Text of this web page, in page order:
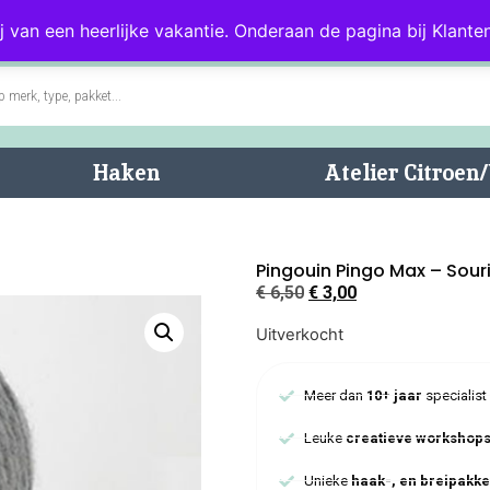
een heerlijke vakantie. Onderaan de pagina bij
Blog Klantenservice
Haken Atelier
Pingouin Pingo Max –
€6,50 € 3,00
Uitverkocht
Meer dan 10+ jaar specialist
Leuke creatieve workshops
Uniekehaak-, en